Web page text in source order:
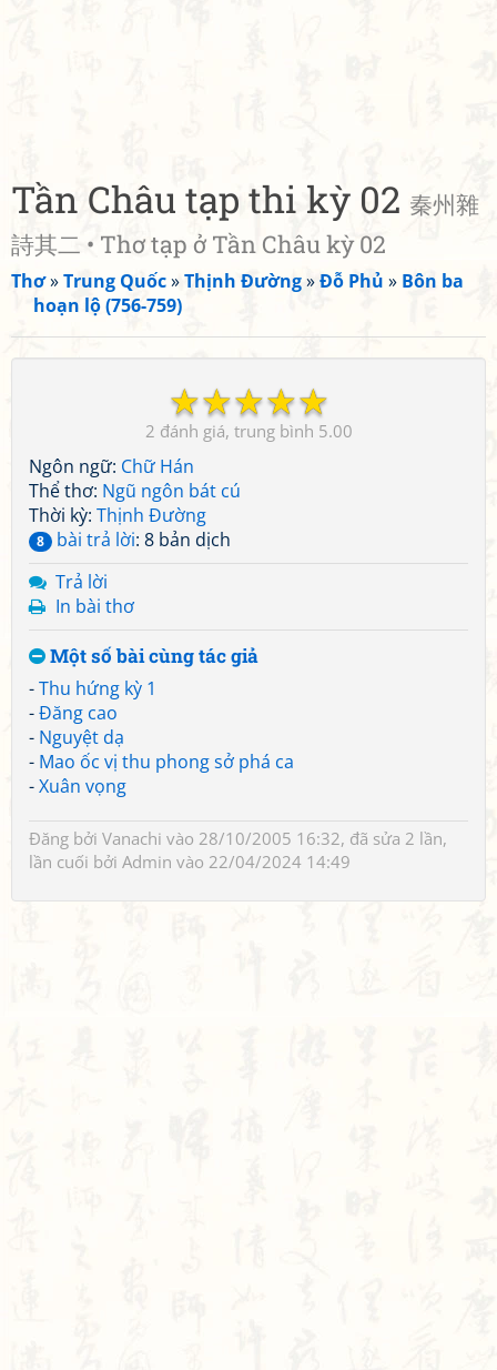
Tần Châu tạp thi kỳ 02 秦州雜
詩其二 • Thơ tạp ở Tần Châu kỳ 02
Thơ»Trung Quốc»Thịnh Đường»Đỗ Phủ » Bôn ba
hoạn lộ (756-759)
☆
☆
☆
☆
☆
2 5.00
Ngôn ngữ: Chữ Hán
Thể thơ: Ngũ ngôn bát cú
Thời kỳ: Thịnh Đường
8 bài trả lời: 8 bản dịch
Trả lời
In bài thơ
Một số bài cùng tác giả
-Thu hứng kỳ 1
-Đăng cao
- Nguyệt dạ
- Mao ốc vị thu phong sở phá ca
-Xuân vọng
Đăng bởi Vanachi vào 28/10/2005 16:32, đã sửa 2 lần,
lần cuối bởi Admin vào 22/04/2024 14:49